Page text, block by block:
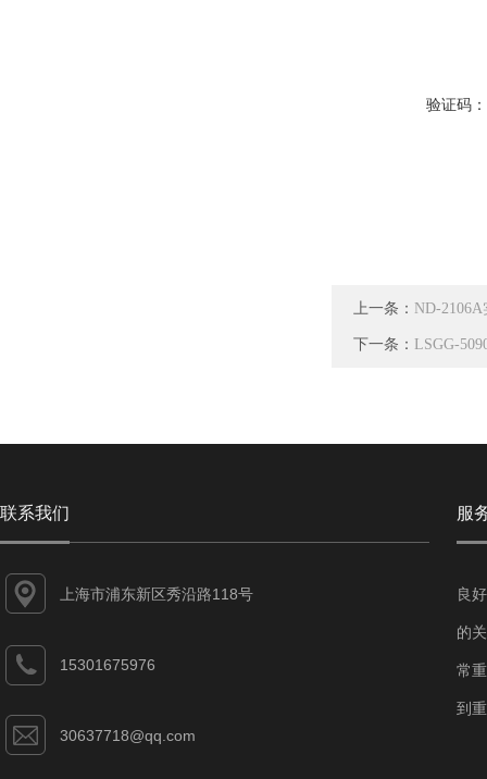
验证码：
上一条： ND-
下一条： LSGG-
联系我们
上海市浦东新区秀沿路118号
15301675976
30637718@qq.com
服
良
的
常
到